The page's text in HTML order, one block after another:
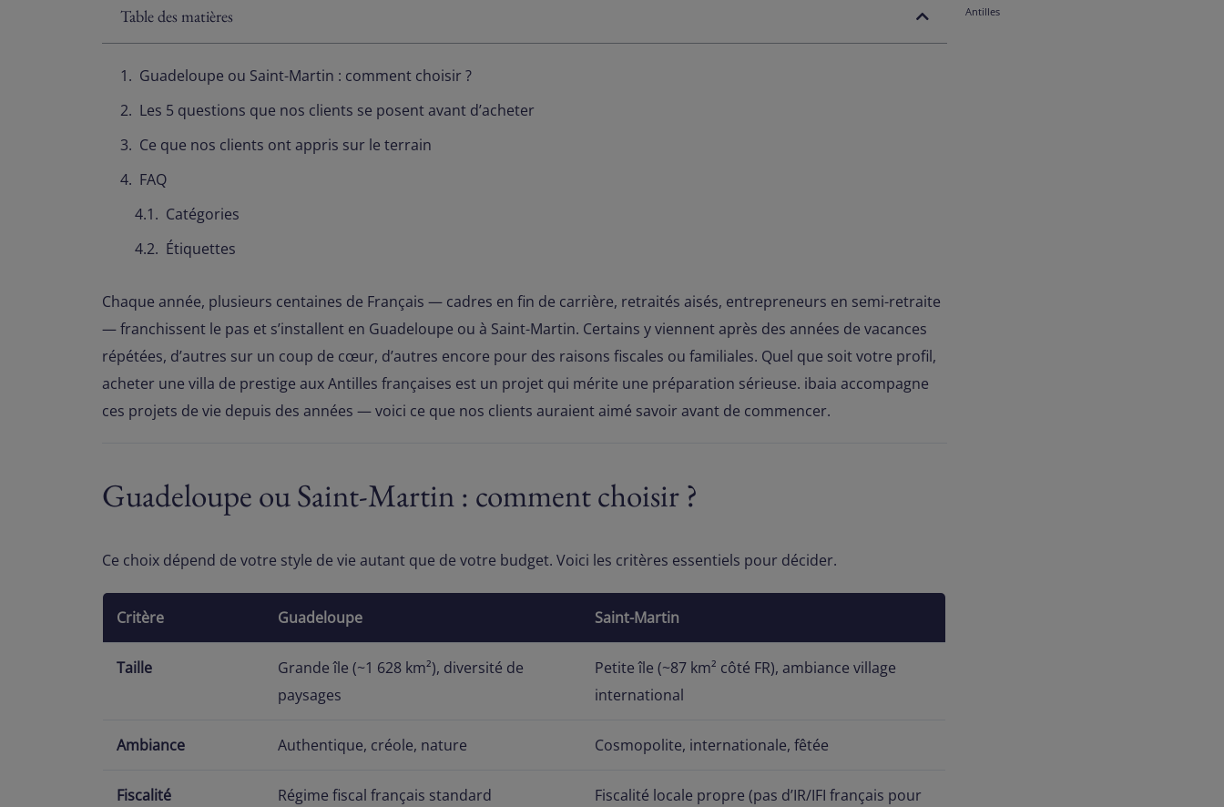
Table des matières
Guadeloupe ou Saint-Martin : comment choisir ?
Les 5 questions que nos clients se posent avant d’acheter
Ce que nos clients ont appris sur le terrain
FAQ
Catégories
Étiquettes
Chaque année, plusieurs centaines de Français — cadres en fin de carrière, retraités aisés, entrepreneurs en semi-retraite
— franchissent le pas et s’installent en Guadeloupe ou à Saint-Martin. Certains y viennent après des années de vacances
répétées, d’autres sur un coup de cœur, d’autres encore pour des raisons fiscales ou familiales. Quel que soit votre profil,
acheter une villa de prestige aux Antilles françaises est un projet qui mérite une préparation sérieuse. ibaia accompagne
ces projets de vie depuis des années — voici ce que nos clients auraient aimé savoir avant de commencer.
Guadeloupe ou Saint-Martin : comment choisir ?
Ce choix dépend de votre style de vie autant que de votre budget. Voici les critères essentiels pour décider.
Critère Guadeloupe Saint-Martin
Taille
Grande île (~1 628 km²), diversité de
paysages
Petite île (~87 km² côté FR), ambiance village
international
Ambiance Authentique, créole, nature Cosmopolite, internationale, fêtée
Fiscalité Régime fiscal français standard
Fiscalité locale propre (pas d’IR/IFI français pour
Antilles